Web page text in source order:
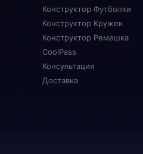
Конструктор Футболки
Конструктор Кружек
Конструктор Ремешка
CoolPass
Консультация
Доставка